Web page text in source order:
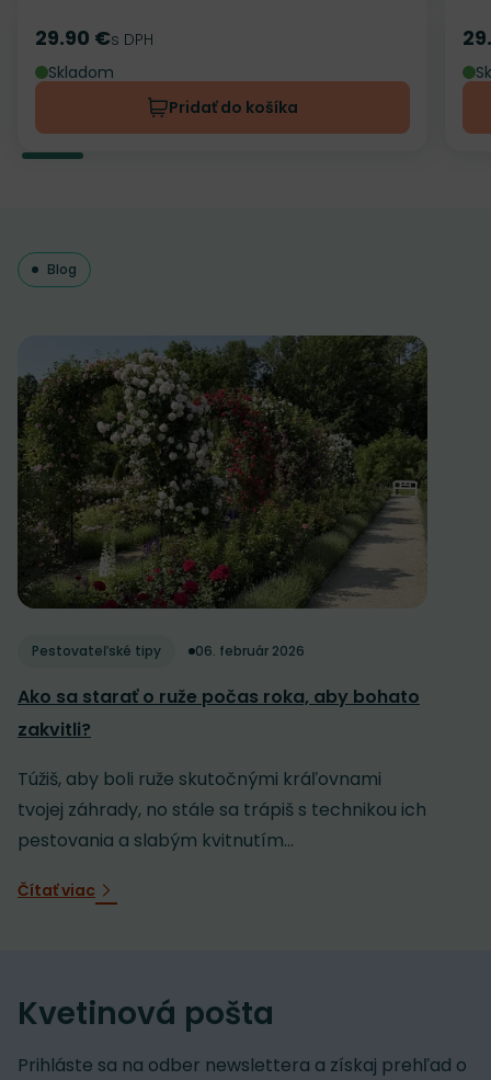
Cena
29.90 €s DPH
Skladom
Pridať do košíka
Blog
Pestovateľské tipy 06. február 2026
Ako sa starať o ruže počas roka, aby bohato
zakvitli?
Túžiš, aby boli ruže skutočnými kráľovnami
tvojej záhrady, no stále sa trápiš s technikou ich
pestovania a slabým kvitnutím...
Čítať viac
Kvetinová pošta
Prihláste sa na odber newslettera a získaj prehľad o